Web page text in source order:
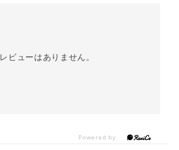
レビューはありません。